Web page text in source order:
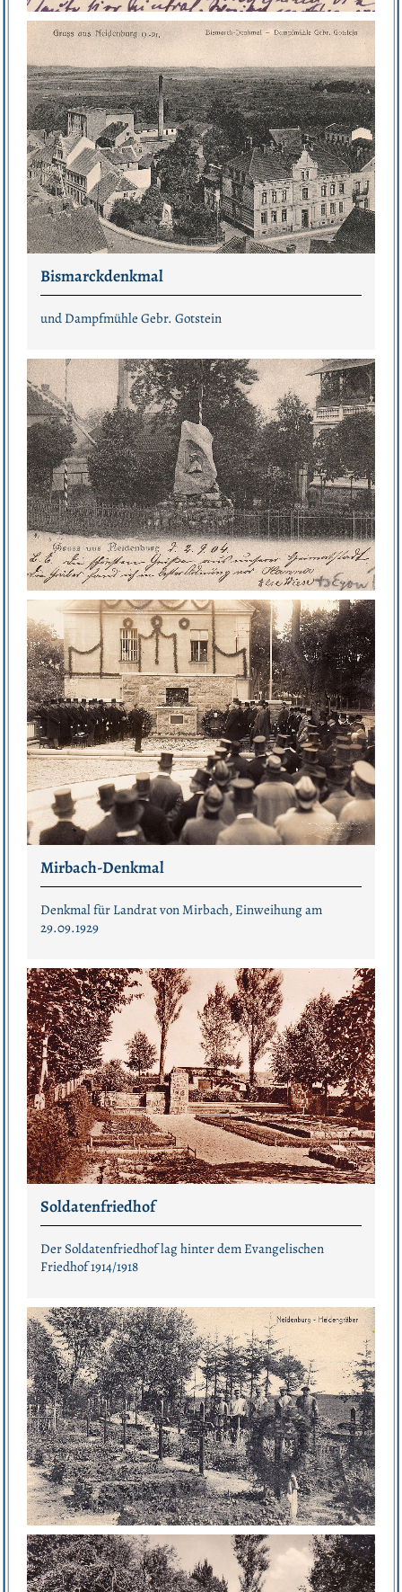
Bismarckdenkmal
und Dampfmühle Gebr. Gotstein
Mirbach-Denkmal
Denkmal für Landrat von Mirbach, Einweihung am
29.09.1929
Soldatenfriedhof
Der Soldatenfriedhof lag hinter dem Evangelischen
Friedhof 1914/1918